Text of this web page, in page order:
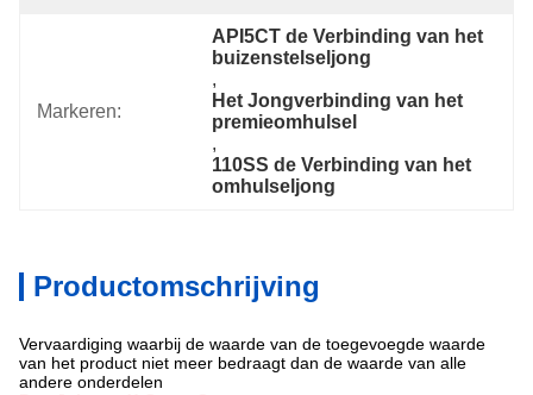
Markeren:
API5CT de Verbinding van het
buizenstelseljong
,
Het Jongverbinding van het
premieomhulsel
,
110SS de Verbinding van het
omhulseljong
Productomschrijving
Vervaardiging waarbij de waarde van de toegevoegde waarde
van het product niet meer bedraagt dan de waarde van alle
andere onderdelen